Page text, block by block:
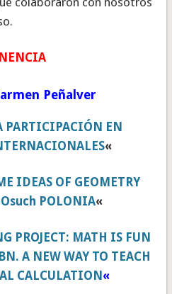
Peñalver
PARTICIPACIÓN EN
«
IDEAS OF GEOMETRY
POLONIA«
PROJECT: MATH IS FUN
A NEW WAY TO TEACH
CALCULATION «